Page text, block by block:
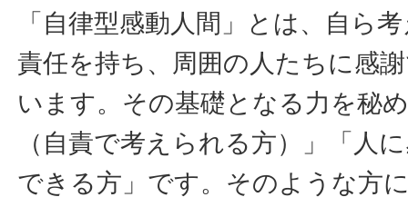
「自律型感動人間」とは、自ら
責任を持ち、周囲の人たちに感
います。その基礎となる力を秘
（自責で考えられる方）」「人
できる方」です。そのような方